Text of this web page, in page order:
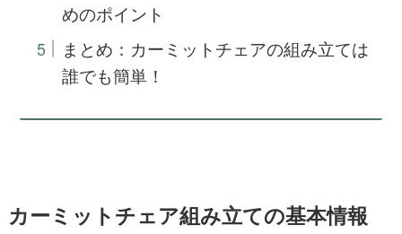
めのポイント
まとめ：カーミットチェアの組み立ては
誰でも簡単！
カーミットチェア組み立ての基本情報